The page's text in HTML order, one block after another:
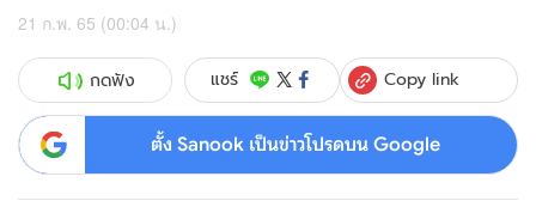
21 ก.พ. 65 (00:04 น.)
กดฟัง แชร์ Copy link
ตั้ง Sanook เป็นข่าวโปรดบน Google